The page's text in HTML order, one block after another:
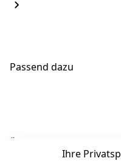
Passend dazu
Ähnliche Produkte
Ihre